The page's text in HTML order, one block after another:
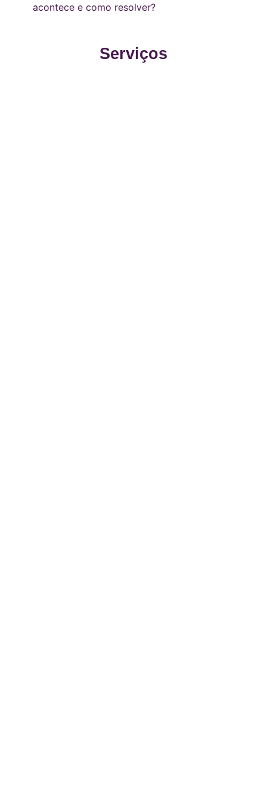
acontece e como resolver?
Serviços